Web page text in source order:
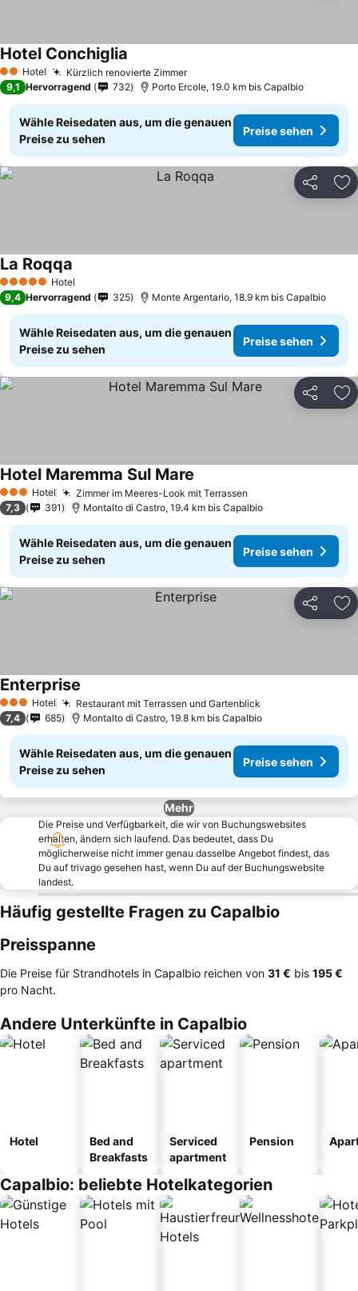
2 Sterne
Hotel Kürzlich renovierte Zimmer
Hotel Conchiglia
9,1 Hervorragend 732 Porto Ercole, 19.0 km bis Capalbio
Wähle Reisedaten aus, um die genauen
Preise zu sehen
Preise sehen
Teilen
5 Sterne Hotel
La Roqqa
9,4 Hervorragend 325 Monte Argentario, 18.9 km bis Capalbio
Wähle Reisedaten aus, um die genauen
Preise zu sehen
Preise sehen
Teilen
3 SterneHotel Zimmer im Meeres-Look mit Terrassen
Hotel Maremma Sul Mare
7,3 391 Montalto di Castro, 19.4 km bis Capalbio
Wähle Reisedaten aus, um die genauen
Preise zu sehen
Preise sehen
Teilen
3 SterneHotel Restaurant mit Terrassen und Gartenblick
Enterprise
7,4 685 Montalto di Castro, 19.8 km bis Capalbio
Wähle Reisedaten aus, um die genauen
Preise zu sehen
Preise sehen
Mehr
Die Preise und Verfügbarkeit, die wir von Buchungswebsites
erhalten, ändern sich laufend. Das bedeutet, dass Du
möglicherweise nicht immer genau dasselbe Angebot findest, das
Du auf trivago gesehen hast, wenn Du auf der Buchungswebsite
landest.
Häufig gestellte Fragen zu Capalbio
Preisspanne
Die Preise für Strandhotels in Capalbio reichen von ‎31 € bis ‎195 €
pro Nacht.
Andere Unterkünfte in Capalbio
Hotel
Bed and
Breakfasts
Serviced
apartment
Pension
Capalbio: beliebte Hotelkategorien